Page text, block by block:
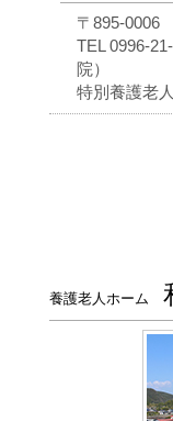
〒895-0006
TEL 0996-
院）
特別養護老
養護老人ホーム